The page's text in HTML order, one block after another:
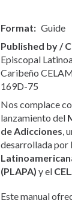
Format
Guide
Published by /
Episcopal
Caribeño
169D-75
Nos complace
lanzamiento del
de Adicciones,
desarrollada por
(PLAPA) y el
Este manual